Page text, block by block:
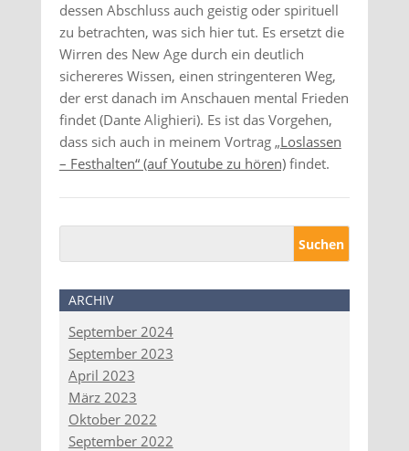
dessen Abschluss auch geistig oder spirituell
zu betrachten, was sich hier tut. Es ersetzt die
Wirren des New Age durch ein deutlich
sichereres Wissen, einen stringenteren Weg,
der erst danach im Anschauen mental Frieden
findet (Dante Alighieri). Es ist das Vorgehen,
dass sich auch in meinem Vortrag „Loslassen
– Festhalten“ (auf Youtube zu hören)findet.
ARCHIV
September 2024
September 2023
April 2023
März 2023
Oktober 2022
September 2022